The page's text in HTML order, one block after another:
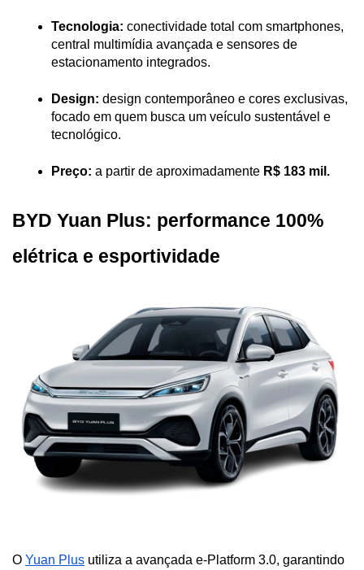
Tecnologia: conectividade total com smartphones,
central multimídia avançada e sensores de
estacionamento integrados.
Design: design contemporâneo e cores exclusivas,
focado em quem busca um veículo sustentável e
tecnológico.
Preço: a partir de aproximadamente R$ 183 mil.
BYD Yuan Plus: performance 100%
elétrica e esportividade
O Yuan Plus utiliza a avançada e-Platform 3.0, garantindo